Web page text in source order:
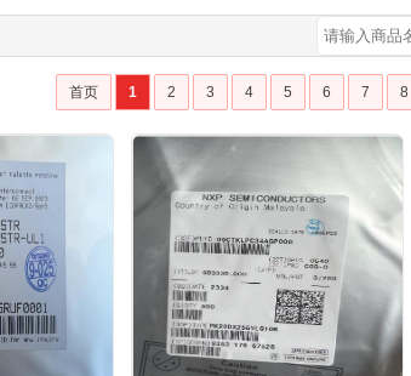
首页 1 2 3 4 5 6 7 8